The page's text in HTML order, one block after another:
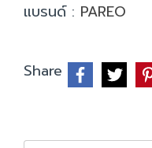
แบรนด์ : PAREO
Share